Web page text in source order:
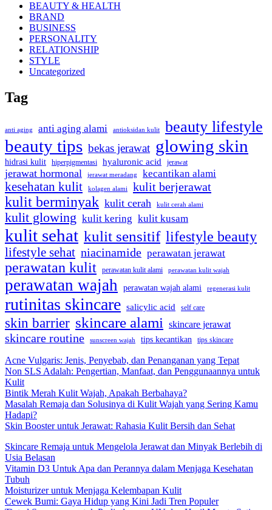
BEAUTY & HEALTH
BRAND
BUSINESS
PERSONALITY
RELATIONSHIP
STYLE
Uncategorized
Tag
anti aging anti aging alami antioksidan kulit beauty lifestyle
beauty tips bekas jerawat glowing skin
hidrasi kulit hiperpigmentasi hyaluronic acid jerawat
jerawat hormonal jerawat meradang kecantikan alami
kesehatan kulit kolagen alami kulit berjerawat
kulit berminyak kulit cerah kulit cerah alami
kulit glowing kulit kering kulit kusam
kulit sehat kulit sensitif lifestyle beauty
lifestyle sehat niacinamide perawatan jerawat
perawatan kulit perawatan kulit alami perawatan kulit wajah
perawatan wajah perawatan wajah alami regenerasi kulit
rutinitas skincare salicylic acid self care
skin barrier skincare alami skincare jerawat
skincare routine sunscreen wajah tips kecantikan tips skincare
Acne Vulgaris: Jenis, Penyebab, dan Penanganan yang Tepat
Non SLS Adalah: Pengertian, Manfaat, dan Penggunaannya untuk
Kulit
Bintik Merah Kulit Wajah, Apakah Berbahaya?
Masalah Remaja dan Solusinya di Kulit Wajah yang Sering Kamu
Hadapi?
Skin Booster untuk Jerawat: Rahasia Kulit Bersih dan Sehat
Skincare Remaja untuk Mengelola Jerawat dan Minyak Berlebih di
Usia Belasan
Vitamin D3 Untuk Apa dan Perannya dalam Menjaga Kesehatan
Tubuh
Moisturizer untuk Menjaga Kelembapan Kulit
Cewek Bumi: Gaya Hidup yang Kini Jadi Tren Populer